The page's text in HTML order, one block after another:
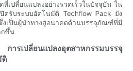
เปลี่ยนแปลงอย่างรวดเร็วในปัจจุบัน ใน
ดรับระบบอัตโนมัติ Techflow Pack ยัง
นผู้นำทางสู่อนาคตด้านบรรจุภัณฑ์ที่มี
กขึ้น
ารเปลี่ยนแปลงอุตสาหกรรมบรรจุ
ติ